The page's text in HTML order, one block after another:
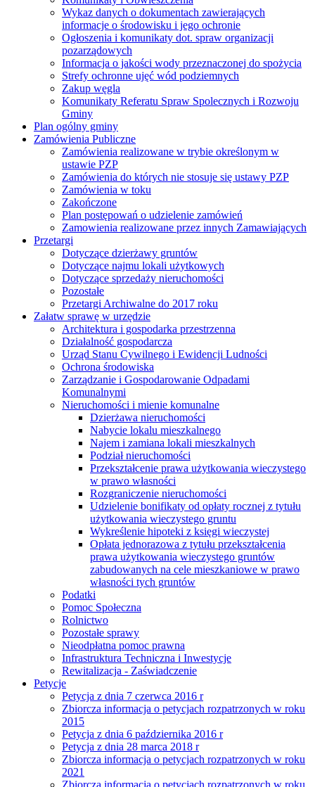
Wykaz danych o dokumentach zawierających
informacje o środowisku i jego ochronie
Ogłoszenia i komunikaty dot. spraw organizacji
pozarządowych
Informacja o jakości wody przeznaczonej do spożycia
Strefy ochronne ujęć wód podziemnych
Zakup węgla
Komunikaty Referatu Spraw Spolecznych i Rozwoju
Gminy
Plan ogólny gminy
Zamówienia Publiczne
Zamówienia realizowane w trybie określonym w
ustawie PZP
Zamówienia do których nie stosuje się ustawy PZP
Zamówienia w toku
Zakończone
Plan postępowań o udzielenie zamówień
Zamowienia realizowane przez innych Zamawiających
Przetargi
Dotyczące dzierżawy gruntów
Dotyczące najmu lokali użytkowych
Dotyczące sprzedaży nieruchomości
Pozostałe
Przetargi Archiwalne do 2017 roku
Załatw sprawę w urzędzie
Architektura i gospodarka przestrzenna
Działalność gospodarcza
Urząd Stanu Cywilnego i Ewidencji Ludności
Ochrona środowiska
Zarządzanie i Gospodarowanie Odpadami
Komunalnymi
Nieruchomości i mienie komunalne
Dzierżawa nieruchomości
Nabycie lokalu mieszkalnego
Najem i zamiana lokali mieszkalnych
Podział nieruchomości
Przekształcenie prawa użytkowania wieczystego
w prawo własności
Rozgraniczenie nieruchomości
Udzielenie bonifikaty od opłaty rocznej z tytułu
użytkowania wieczystego gruntu
Wykreślenie hipoteki z księgi wieczystej
Opłata jednorazowa z tytułu przekształcenia
prawa użytkowania wieczystego gruntów
zabudowanych na cele mieszkaniowe w prawo
własności tych gruntów
Podatki
Pomoc Społeczna
Rolnictwo
Pozostałe sprawy
Nieodpłatna pomoc prawna
Infrastruktura Techniczna i Inwestycje
Rewitalizacja - Zaświadczenie
Petycje
Petycja z dnia 7 czerwca 2016 r
Zbiorcza informacja o petycjach rozpatrzonych w roku
2015
Petycja z dnia 6 października 2016 r
Petycja z dnia 28 marca 2018 r
Zbiorcza informacja o petycjach rozpatrzonych w roku
2021
Zbiorcza informacja o petycjach rozpatrzonych w roku